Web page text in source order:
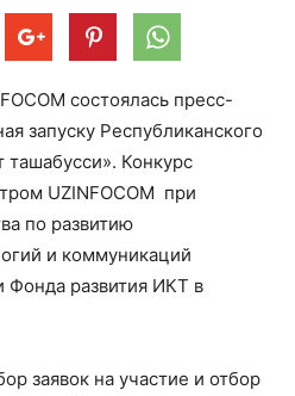
состоялась пресс-
запуску Республиканского
ташабусси». Конкурс
UZINFOCOM при
по развитию
и коммуникаций
Фонда развития ИКТ в
заявок на участие и отбор